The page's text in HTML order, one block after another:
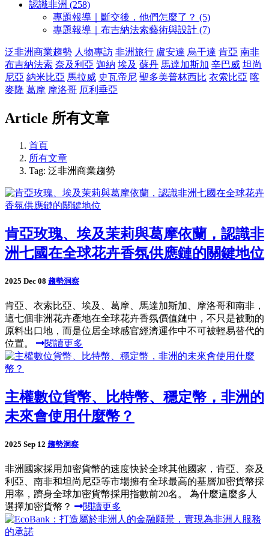
認識非洲 (258)
專題報導｜斷交後，他們怎麼了？ (5)
專題報導｜布吉納法索藝術與設計 (7)
泛非洲商業趨勢 人物專訪 非洲旅行 盧安達 烏干達 肯亞 南非
布吉納法索 奈及利亞 迦納 埃及 蘇丹 馬達加斯加 辛巴威 坦尚
尼亞 納米比亞 馬拉威 史瓦帝尼 聖多美普林西比 衣索比亞 喀
麥隆 葛摩 摩洛哥 厄利垂亞
Article 所有文章
首頁
所有文章
Tag: 泛非洲商業趨勢
肯亞玫瑰、埃及茉莉與葛摩依蘭，認識非
洲七國在全球花卉香氛供應鏈的關鍵地位
2025 Dec 08 趨勢洞察
肯亞、衣索比亞、埃及、葛摩、馬達加斯加、摩洛哥和南非，
這七個非洲花卉產地在全球花卉香氛價值鏈中，不只是被動的
原料出口地，而是位居全球感官經濟運作中不可被輕易替代的
位置。
閱讀更多
主權數位貨幣、比特幣、穩定幣，非洲的
未來會使用什麼幣？
2025 Sep 12 趨勢洞察
非洲國家採用加密貨幣的速度快於全球其他國家，肯亞、奈及
利亞、南非和坦尚尼亞等市場擁有全球最高的基層加密貨幣採
用率，躋身全球加密貨幣採用指數前20名。 為什麼這麼多人
選擇加密貨幣？
閱讀更多